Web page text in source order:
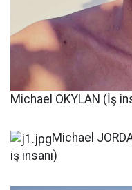
Michael OKYLAN (İş
Michael
iş insanı)